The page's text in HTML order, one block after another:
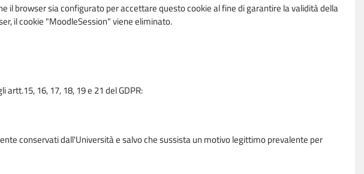
il browser sia configurato per accettare questo cookie al fine di garantire la validità della
il cookie "MoodleSession" viene eliminato.
16, 17, 18, 19 e 21 del GDPR:
conservati dall'Università e salvo che sussista un motivo legittimo prevalente per